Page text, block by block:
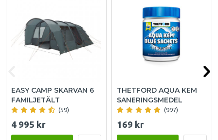
EASY CAMP SKARVAN 6
FAMILJETÄLT
(59)
4 995 kr
THETFORD AQUA KEM
SANERINGSMEDEL
(997)
169 kr